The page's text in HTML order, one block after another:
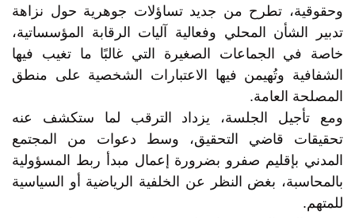
وحقوقية، تطرح من جديد تساؤلات جوهرية حول نزاهة
تدبير الشأن المحلي وفعالية آليات الرقابة المؤسساتية،
خاصة في الجماعات الصغيرة التي غالبًا ما تغيب فيها
الشفافية وتُهيمن فيها الاعتبارات الشخصية على منطق
المصلحة العامة.
ومع تأجيل الجلسة، يزداد الترقب لما ستكشف عنه
تحقيقات قاضي التحقيق، وسط دعوات من المجتمع
المدني بإقليم صفرو بضرورة إعمال مبدأ ربط المسؤولية
بالمحاسبة، بغض النظر عن الخلفية الرياضية أو السياسية
للمتهم.